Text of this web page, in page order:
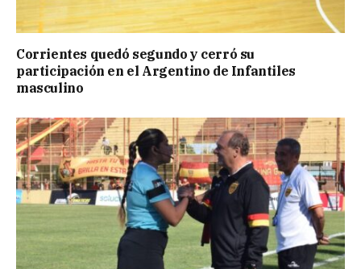
Corrientes quedó segundo y cerró su
participación en el Argentino de Infantiles
masculino